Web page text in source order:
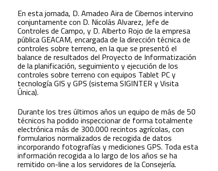
En esta jornada, D. Amadeo Aira de Cibernos intervino
conjuntamente con D. Nicolás Alvarez, Jefe de
Controles de Campo, y D. Alberto Rojo de la empresa
pública GEACAM, encargada de la dirección técnica de
controles sobre terreno, en la que se presentó el
balance de resultados del Proyecto de Informatización
de la planificación, seguimiento y ejecución de los
controles sobre terreno con equipos Tablet PC y
tecnología GIS y GPS (sistema SIGINTER y Visita
Única).
Durante los tres últimos años un equipo de más de 50
técnicos ha podido inspeccionar de forma totalmente
electrónica más de 300.000 recintos agrícolas, con
formularios normalizados de recogida de datos
incorporando fotografías y mediciones GPS. Toda esta
información recogida a lo largo de los años se ha
remitido on-line a los servidores de la Consejería.